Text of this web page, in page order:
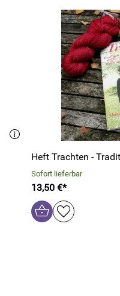
Heft Trachten -
Sofort lieferbar
13,50 €*